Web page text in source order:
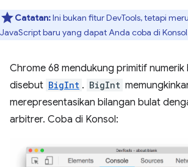
Catatan:Ini bukan fitur DevTools, tetapi
JavaScript baru yang dapat Anda coba di
Chrome 68 mendukung primitif numerik
disebut BigInt . BigInt
merepresentasikan bilangan bulat
arbitrer. Coba di Konsol: